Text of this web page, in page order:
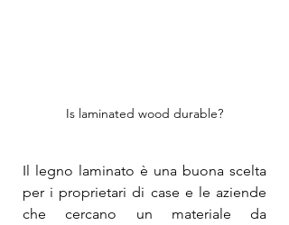
Is laminated wood durable?
Il legno laminato è una buona scelta
per i proprietari di case e le aziende
che cercano un materiale da